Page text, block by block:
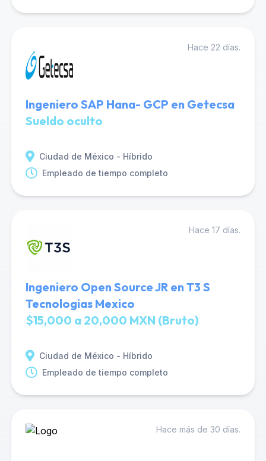
Hace 22 días.
Ingeniero SAP Hana- GCP en Getecsa
Sueldo oculto
Ciudad de México - Híbrido
Empleado de tiempo completo
Hace 17 días.
Ingeniero Open Source JR en T3 S
Tecnologias Mexico
$15,000 a 20,000 MXN (Bruto)
Ciudad de México - Híbrido
Empleado de tiempo completo
Hace más de 30 días.